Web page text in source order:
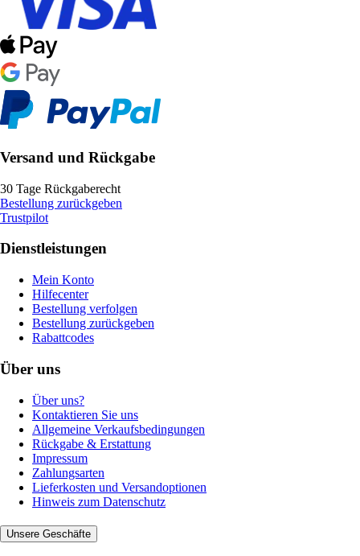
Versand und Rückgabe
30 Tage Rückgaberecht
Bestellung zurückgeben
Trustpilot
Dienstleistungen
Mein Konto
Hilfecenter
Bestellung verfolgen
Bestellung zurückgeben
Rabattcodes
Über uns
Über uns?
Kontaktieren Sie uns
Allgemeine Verkaufsbedingungen
Rückgabe & Erstattung
Impressum
Zahlungsarten
Lieferkosten und Versandoptionen
Hinweis zum Datenschutz
Unsere Geschäfte